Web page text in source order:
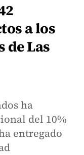
a los
de Las
ha
del 10%
entregado